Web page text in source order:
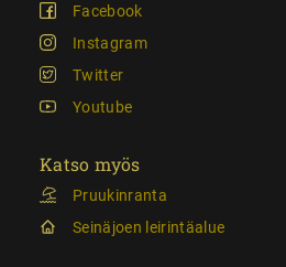
Facebook
Instagram
Twitter
Youtube
Katso myös
Pruukinranta
Seinäjoen leirintäalue